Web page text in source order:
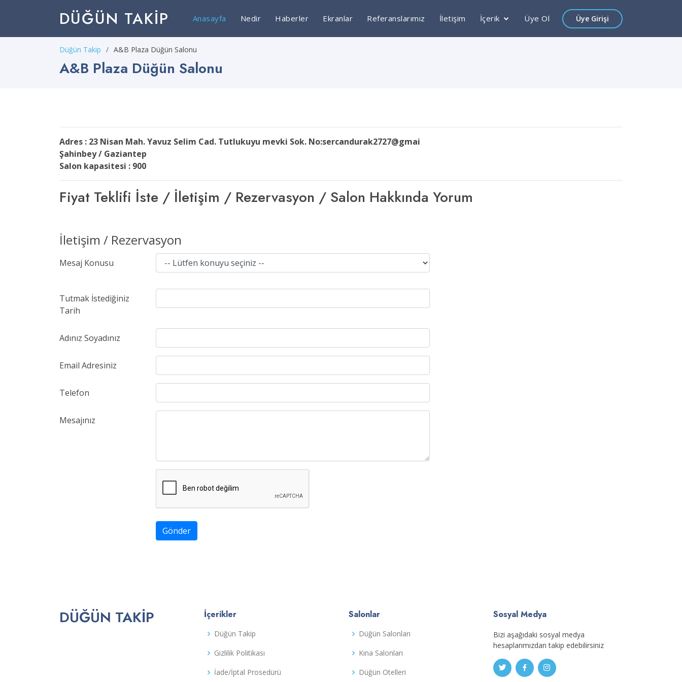
DÜĞÜN TAKIP Anasayfa Nedir Haberler Ekranlar Referanslarımız İletişim İçerik Üye Ol Üye Girişi
Düğün Takip A&B Plaza Düğün Salonu
A&B Plaza Düğün Salonu
Adres : 23 Nisan Mah. Yavuz Selim Cad. Tutlukuyu mevki Sok. No:sercandurak2727@gmai
Şahinbey / Gaziantep
Salon kapasitesi : 900
Fiyat Teklifi İste / İletişim / Rezervasyon / Salon Hakkında Yorum
İletişim / Rezervasyon
Mesaj Konusu
Tutmak İstediğiniz
Tarih
Adınız Soyadınız
Email Adresiniz
Telefon
Mesajınız
Gönder
DÜĞÜN TAKIP İçerikler
Düğün Takip
Gizlilik Politikası
İade/İptal Prosedürü
Salonlar
Düğün Salonları
Kına Salonları
Düğün Otelleri
Sosyal Medya
Bizi aşağıdaki sosyal medya
hesaplarımızdan takip edebilirsiniz